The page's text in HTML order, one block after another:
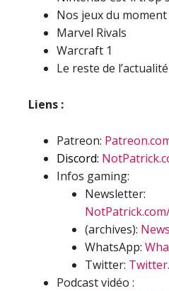
Nos jeux du moment
Marvel Rivals
Warcraft 1
Le reste de l’actualité
Liens :
Patreon:
Discord:
Infos gaming:
Newsletter:
(archives):
WhatsApp:
Twitter:
Podcast vidéo :